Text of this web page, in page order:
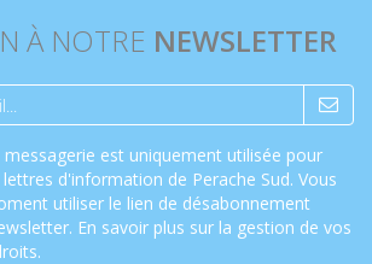
À NOTRE NEWSLETTER
est uniquement utilisée pour
d'information de Perache Sud. Vous
utiliser le lien de désabonnement
En savoir plus sur la gestion de vos
.